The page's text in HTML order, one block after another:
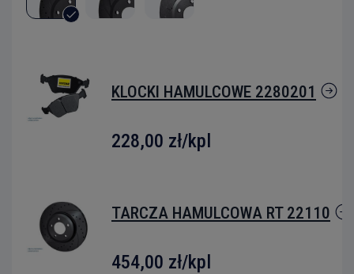
KLOCKI HAMULCOWE 2280201
228,00 zł/kpl
TARCZA HAMULCOWA RT 22110
454,00 zł/kpl